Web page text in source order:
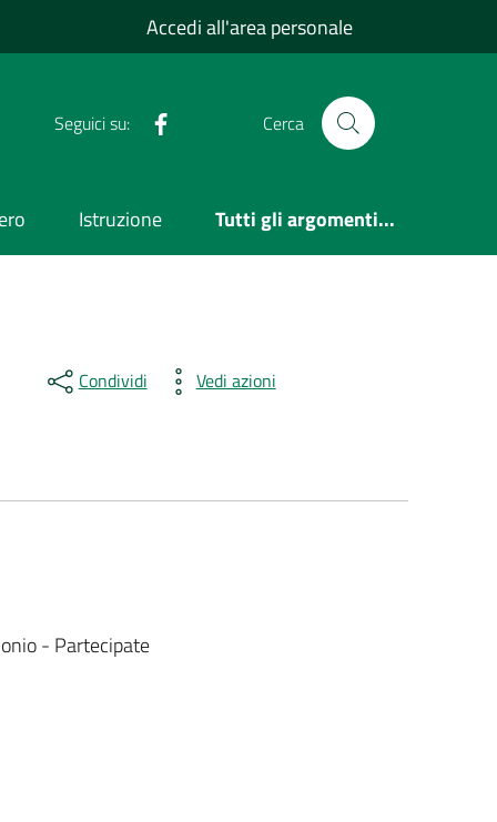
Accedi all'area personale
Seguici su: Cerca
Istruzione Tutti gli argomenti...
Condividi Vedi azioni
- Partecipate.